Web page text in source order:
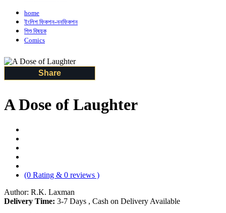
home
ইংলিশ ফিকশন-ননফিকশন
শিশু বিষয়ক
Comics
Share
A Dose of Laughter
(0 Rating & 0 reviews )
Author: R.K. Laxman
Delivery Time: 3-7 Days , Cash on Delivery Available